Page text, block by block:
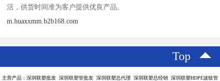
活，供货时间准为客户提供优良产品。
m.huaxxmm.b2b168.com
Top
主营产品：深圳联塑批发 深圳联塑管批发 深圳联塑总代理 深圳联塑总经销 深圳联塑HDPE波纹管